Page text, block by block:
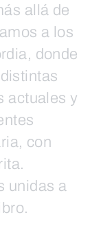
allá de
a los
donde
actuales y
con
unidas a